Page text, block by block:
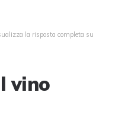
la risposta completa su
vino